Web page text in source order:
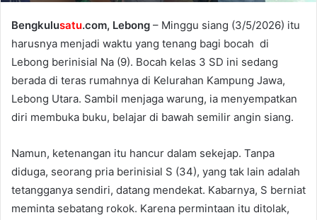
Bengkulusatu.com, Lebong – Minggu siang (3/5/2026) itu
harusnya menjadi waktu yang tenang bagi bocah di
Lebong berinisial Na (9). Bocah kelas 3 SD ini sedang
berada di teras rumahnya di Kelurahan Kampung Jawa,
Lebong Utara. Sambil menjaga warung, ia menyempatkan
diri membuka buku, belajar di bawah semilir angin siang.
Namun, ketenangan itu hancur dalam sekejap. Tanpa
diduga, seorang pria berinisial S (34), yang tak lain adalah
tetangganya sendiri, datang mendekat. Kabarnya, S berniat
meminta sebatang rokok. Karena permintaan itu ditolak,